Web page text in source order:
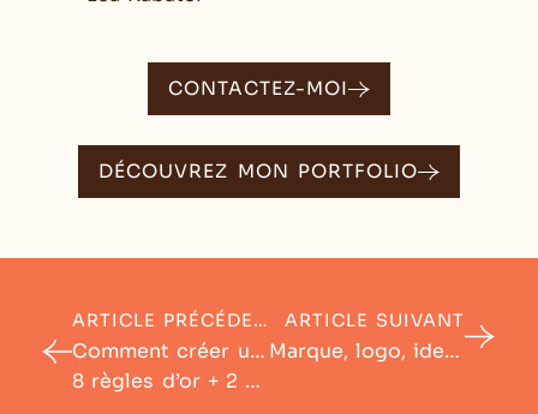
CONTACTEZ-MOI
DÉCOUVREZ MON PORTFOLIO
ARTICLE PRÉCÉDENT
Comment créer une signalétique extérieure efficace ?
8 règles d’or + 2 bonus
ARTICLE SUIVANT
Marque, logo, identité visuelle, charte graphique… Quelles différences ?